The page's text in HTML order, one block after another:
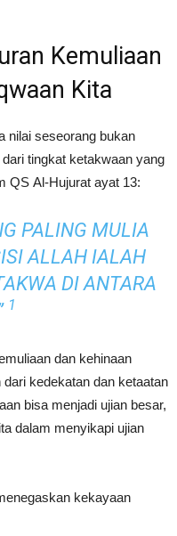
Kemuliaan
Kita
nilai seseorang bukan
tingkat ketakwaan yang
QS Al-Hujurat ayat 13:
PALING MULIA
ALLAH IALAH
DI ANTARA
1
dan kehinaan
kedekatan dan ketaatan
bisa menjadi ujian besar,
dalam menyikapi ujian
kekayaan